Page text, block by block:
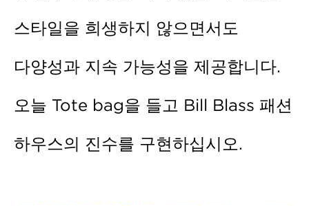
스타일을 희생하지 않으면서도
다양성과 지속 가능성을 제공합니다.
오늘 Tote bag을 들고 Bill Blass 패션
하우스의 진수를 구현하십시오.